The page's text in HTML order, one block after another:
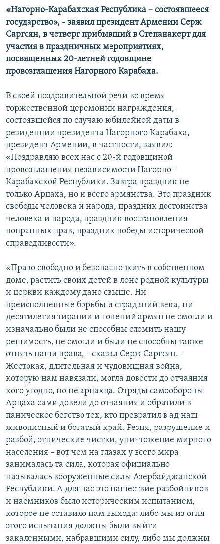
«Нагорно-Карабахская Республика – состоявшееся
государство», - заявил президент Армении Серж
Саргсян, в четверг прибывший в Степанакерт для
участия в праздничных мероприятиях,
посвященных 20-летней годовщине
провозглашения Нагорного Карабаха.
В своей поздравительной речи во время
торжественной церемонии награждения,
состоявшейся по случаю юбилейной даты в
резиденции президента Нагорного Карабаха,
президент Армении, в частности, заявил:
«Поздравляю всех нас с 20-й годовщиной
провозглашения независимости Нагорно-
Карабахской Республики. Завтра праздник не
только Арцаха, но и всего армянства. Это праздник
свободы человека и народа, праздник достоинства
человека и народа, праздник восстановления
попранных прав, праздник победы исторической
справедливости».
«Право свободно и безопасно жить в собственном
доме, растить своих детей в лоне родной культуры
и церкви каждому дано свыше. Ни
преисполненные борьбы и страданий века, ни
десятилетия тирании и гонений армян не смогли и
изначально были не способны сломить нашу
решимость, не смогли и были не способны также
отнять наши права, - сказал Серж Саргсян. -
Жестокая, длительная и чудовищная война,
которую нам навязали, могла довести до отчаяния
кого угодно, но не арцахца. Отряды самообороны
Арцаха сами довели до отчаяния и обратили в
паническое бегство тех, кто превратил в ад наш
живописный и богатый край. Резня, разрушение и
разбой, этнические чистки, уничтожение мирного
населения – вот чем на глазах у всего мира
занималась та сила, которая официально
называлась вооруженные силы Азербайджанской
Республики. А для нас это нашествие разбойников
и наемников было историческим испытанием,
которое не оставило нам выхода: либо мы из огня
этого испытания должны были выйти
закаленными, набравшими силу, либо мы должны